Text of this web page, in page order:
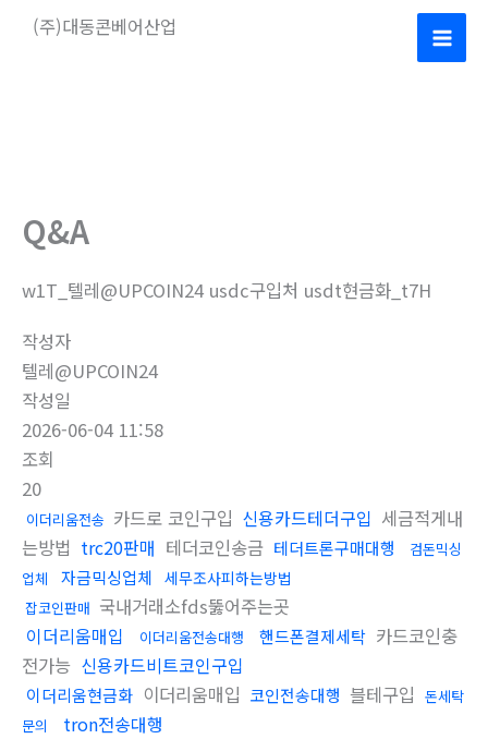
(주)대동콘베어산업
Main
Q&A
w1T_텔레@UPCOIN24 usdc구입처 usdt현금화_t7H
작성자
텔레@UPCOIN24
작성일
2026-06-04 11:58
조회
20
이더리움전송 카드로 코인구입 신용카드테더구입 세금적게내
는방법 trc20판매 테더코인송금 테더트론구매대행
검돈믹싱
업체
자금믹싱업체 세무조사피하는방법
잡코인판매 국내거래소fds뚫어주는곳
이더리움매입
이더리움전송대행 핸드폰결제세탁 카드코인충
전가능 신용카드비트코인구입
이더리움현금화 이더리움매입 코인전송대행 블테구입 돈세탁
문의
tron전송대행